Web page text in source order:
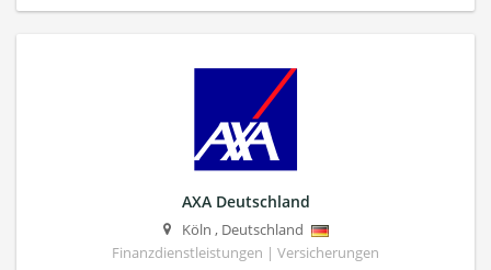
AXA Deutschland
Köln , Deutschland
Finanzdienstleistungen | Versicherungen